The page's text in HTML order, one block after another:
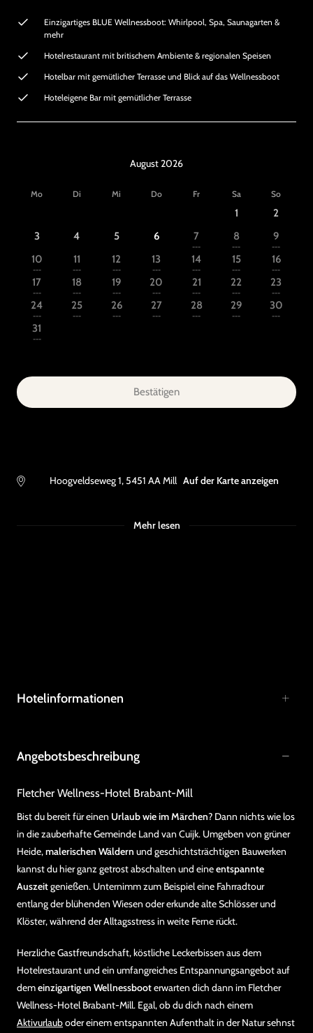
Einzigartiges BLUE Wellnessboot: Whirlpool, Spa, Saunagarten &
mehr
Hotelrestaurant mit britischem Ambiente & regionalen Speisen
Hotelbar mit gemütlicher Terrasse und Blick auf das Wellnessboot
Hoteleigene Bar mit gemütlicher Terrasse
August 2026
Mo Di Mi Do Fr Sa So
1
2
3
4 5 6 7
---
8
---
9
---
10
---
11
---
12
---
13
---
14
---
15
---
16
---
17
---
18
---
19
---
20
---
21
---
22
---
23
---
24
---
25
---
26
---
27
---
28
---
29
---
30
---
31
---
Bestätigen
Hoogveldseweg 1,5451 AAMill Auf der Karte anzeigen
Mehr lesen
Hotelinformationen
Angebotsbeschreibung
Fletcher Wellness-Hotel Brabant-Mill
Bist du bereit für einen Urlaub wie im Märchen? Dann nichts wie los
in die zauberhafte Gemeinde Land van Cuijk. Umgeben von grüner
Heide,malerischen Wäldern und geschichtsträchtigen Bauwerken
kannst du hier ganz getrost abschalten und eineentspannte
Auszeitgenießen. Unternimm zum Beispiel eine Fahrradtour
entlang der blühenden Wiesen oder erkunde alte Schlösser und
Klöster, während der Alltagsstress in weite Ferne rückt.
Herzliche Gastfreundschaft, köstliche Leckerbissen aus dem
Hotelrestaurant und ein umfangreiches Entspannungsangebot auf
demeinzigartigen Wellnessbooterwarten dich dann im Fletcher
Wellness-Hotel Brabant-Mill. Egal, ob du dich nach einem
Aktivurlauboder einem entspannten Aufenthalt in der Natur sehnst